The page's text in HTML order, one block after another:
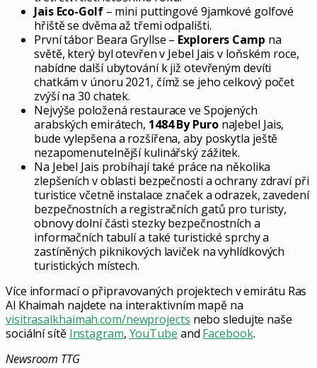
Jais Eco-Golf – mini puttingové 9jamkové golfové
hřiště se dvěma až třemi odpališti.
První tábor Beara Gryllse – Explorers Camp na
světě, který byl otevřen v Jebel Jais v loňském roce,
nabídne další ubytování k již otevřeným devíti
chatkám v únoru 2021, čímž se jeho celkový počet
zvýší na 30 chatek.
Nejvýše položená restaurace ve Spojených
arabských emirátech, 1484 By PuronaJebel Jais,
bude vylepšena a rozšířena, aby poskytla ještě
nezapomenutelnější kulinářský zážitek.
Na Jebel Jais probíhají také práce na několika
zlepšeních v oblasti bezpečnosti a ochrany zdraví při
turistice včetně instalace značek a odrazek, zavedení
bezpečnostních a registračních gatů pro turisty,
obnovy dolní části stezky bezpečnostních a
informačních tabulí a také turistické sprchy a
zastíněných piknikových laviček na vyhlídkových
turistických místech.
Více informací o připravovaných projektech v emirátu Ras
Al Khaimah najdete na interaktivním mapě na
visitrasalkhaimah.com/newprojects nebo sledujte naše
sociální sítě Instagram, YouTube and Facebook.
Newsroom TTG